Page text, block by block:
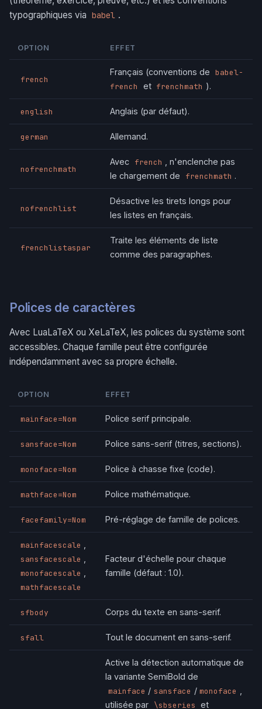
typographiques via babel .
OPTION EFFET
french
Français (conventions de babel-
french
et frenchmath ).
english Anglais (par défaut).
german Allemand.
nofrenchmath
Avec french
, n'enclenche pas
le chargement de
frenchmath .
nofrenchlist
Désactive les tirets longs pour
les listes en français.
frenchlistaspar
Traite les éléments de liste
comme des paragraphes.
Polices de caractères
Avec LuaLaTeX ou XeLaTeX, les polices du système sont
accessibles. Chaque famille peut être configurée
indépendamment avec sa propre échelle.
OPTION EFFET
mainface=Nom Police serif principale.
sansface=Nom Police sans-serif (titres, sections).
monoface=Nom Police à chasse fixe (code).
mathface=Nom Police mathématique.
facefamily=Nom Pré-réglage de famille de polices.
mainfacescale
sansfacescale
monofacescale
mathfacescale
Facteur d'échelle pour chaque
famille (défaut : 1.0).
sfbody Corps du texte en sans-serif.
sfall Tout le document en sans-serif.
Active la détection automatique de
la variante SemiBold de
mainface / sansface / monoface
utilisée par \sbseries et